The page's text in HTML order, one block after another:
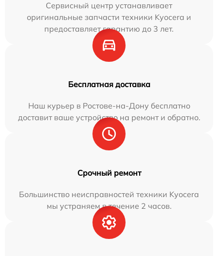
Сервисный центр устанавливает
оригинальные запчасти техники Kyocera и
предоставляет гарантию до 3 лет.
Бесплатная доставка
Наш курьер в Ростове-на-Дону бесплатно
доставит ваше устройство на ремонт и обратно.
Срочный ремонт
Большинство неисправностей техники Kyocera
мы устраняем в течение 2 часов.